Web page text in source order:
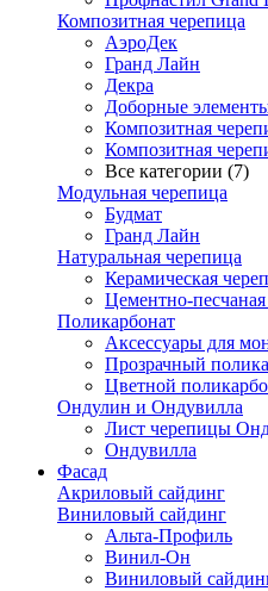
Композитная черепица
АэроДек
Гранд Лайн
Декра
Доборные
Композитная
Композитная
Все категории (7)
Модульная черепица
Будмат
Гранд Лайн
Натуральная черепица
Керамическая
Цементно-
Поликарбонат
Аксессуары для
Прозрачный
Цветной
Ондулин и Ондувилла
Лист черепицы
Ондувилла
Фасад
Акриловый сайдинг
Виниловый сайдинг
Альта-Профиль
Винил-Он
Виниловый